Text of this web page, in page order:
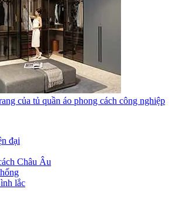
của tủ quần áo phong cách công nghiệp
đại
Châu Âu
lắc